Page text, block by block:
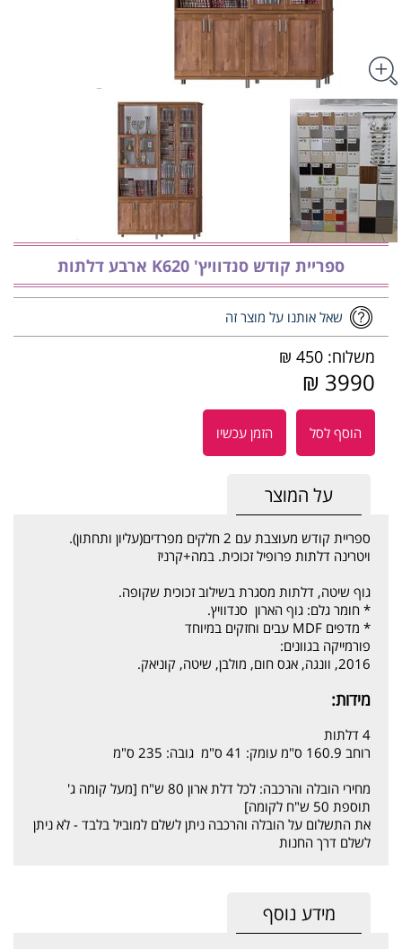
ספריית קודש סנדוויץ' K620 ארבע דלתות
שאל אותנו על מוצר זה
משלוח: 450 ₪
3990 ₪
הוסף לסל הזמן עכשיו
על המוצר
ספריית קודש מעוצבת עם 2 חלקים מפרדים(עליון ותחתון).
ויטרינה דלתות פרופיל זכוכית. במה+קרניז
גוף שיטה, דלתות מסגרת בשילוב זכוכית שקופה.
* חומר גלם: גוף הארון סנדוויץ.
* מדפים MDF עבים וחזקים במיוחד
פורמייקה בגוונים:
2016, וונגה, אגס חום, מולבן, שיטה, קוניאק.
מידות:
4 דלתות
רוחב 160.9 ס"מ עומק: 41 ס"מ גובה: 235 ס"מ
מחירי הובלה והרכבה: לכל דלת ארון 80 ש"ח [מעל קומה ג'
תוספת 50 ש"ח לקומה]
את התשלום על הובלה והרכבה ניתן לשלם למוביל בלבד - לא ניתן
לשלם דרך החנות
מידע נוסף